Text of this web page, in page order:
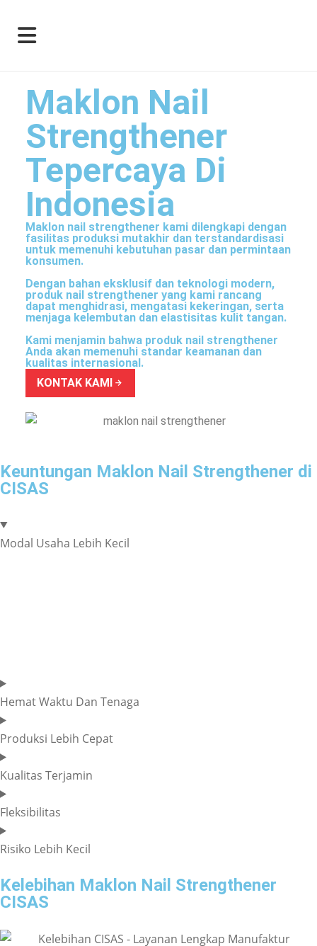
Maklon Nail
Strengthener
Tepercaya Di
Indonesia
Maklon nail strengthener kami dilengkapi dengan
fasilitas produksi mutakhir dan terstandardisasi
untuk memenuhi kebutuhan pasar dan permintaan
konsumen.
Dengan bahan eksklusif dan teknologi modern,
produk nail strengthener yang kami rancang
dapat menghidrasi, mengatasi kekeringan, serta
menjaga kelembutan dan elastisitas kulit tangan.
Kami menjamin bahwa produk nail strengthener
Anda akan memenuhi standar keamanan dan
kualitas internasional.
KONTAK KAMI
Keuntungan Maklon Nail Strengthener di
CISAS
Modal Usaha Lebih Kecil
Hemat Waktu Dan Tenaga
Produksi Lebih Cepat
Kualitas Terjamin
Fleksibilitas
Risiko Lebih Kecil
Kelebihan Maklon Nail Strengthener
CISAS